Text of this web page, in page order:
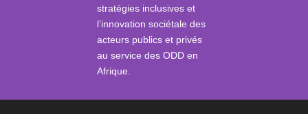
stratégies inclusives et
l’innovation sociétale des
acteurs publics et privés
au service des ODD en
Afrique.